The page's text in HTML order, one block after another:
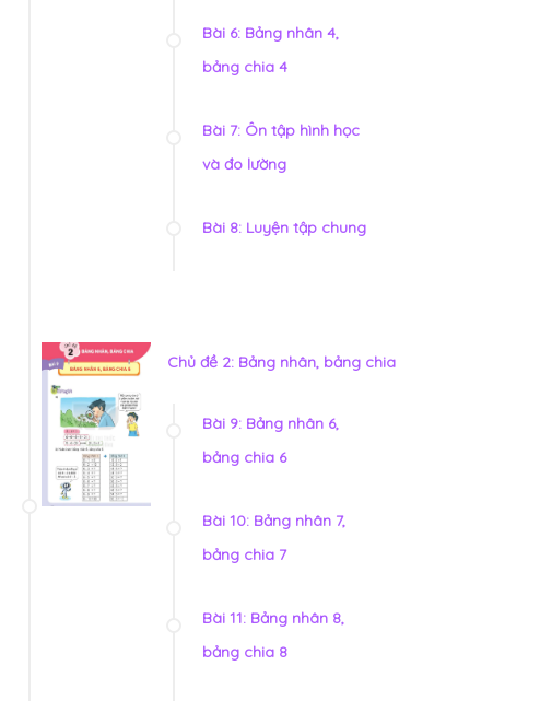
Bài 6: Bảng nhân 4,
bảng chia 4
Bài 7: Ôn tập hình học
và đo lường
Bài 8: Luyện tập chung
Chủ đề 2: Bảng nhân, bảng chia
Bài 9: Bảng nhân 6,
bảng chia 6
Bài 10: Bảng nhân 7,
bảng chia 7
Bài 11: Bảng nhân 8,
bảng chia 8